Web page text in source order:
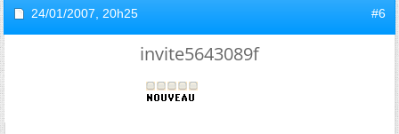
24/01/2007, 20h25 #6
invite5643089f